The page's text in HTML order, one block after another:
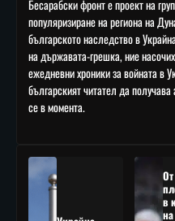
Бесарабски фронт е проект на
популяризиране на региона на
българското наследство в
на държавата-грешка, ние
ежедневни хроники за войната в
българският читател да
се в момента.
в